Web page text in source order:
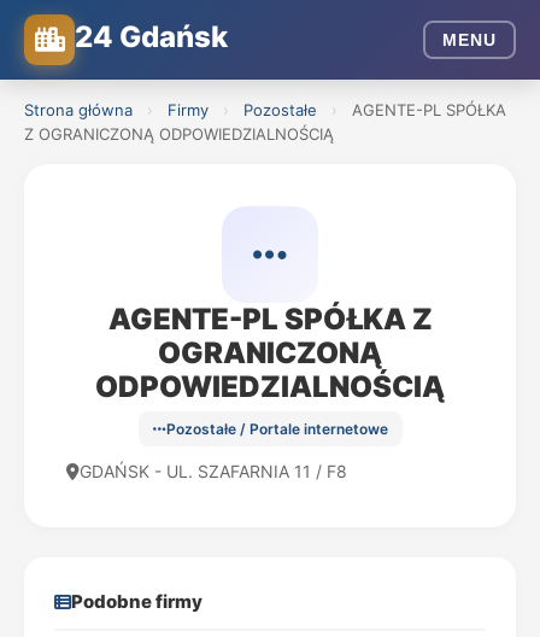
24 Gdańsk MENU
Strona główna › Firmy › Pozostałe ›
AGENTE-PL SPÓŁKA
Z OGRANICZONĄ ODPOWIEDZIALNOŚCIĄ
AGENTE-PL SPÓŁKA Z
OGRANICZONĄ
ODPOWIEDZIALNOŚCIĄ
Pozostałe / Portale internetowe
GDAŃSK - UL. SZAFARNIA 11 / F8
Podobne firmy